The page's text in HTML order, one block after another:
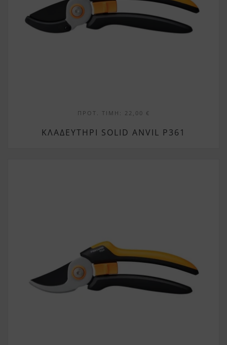
ΠΡΟΤ. ΤΙΜΉ: 22,00 €
ΚΛΑΔΕΥΤΉΡΙ SOLID ANVIL P361